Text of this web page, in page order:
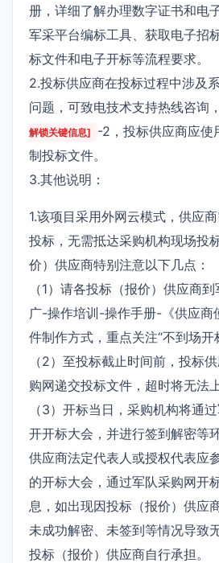
册，详细了解办理数字证书和电
军采平台编标工具、获取电子招
标文件和电子开标等流程要求。
2.投标供应商在投标过程中涉及
问题，可致电技术支持热线咨询
解锁关键信息]
-2，投标供应商应使
制投标文件。
3.其他说明：
1.该项目采用外网云模式，供应
投标，无需抵达采购机构现场投
价）供应商特别注意以下几点：
（1）请各投标（报价）供应商
广-操作培训-操作手册-《供应商
件制作方式，重点关注“不到场开
（2）至投标截止时间前，投标
购网递交投标文件，超时将无法
（3）开标当日，采购机构将通
开开标大会，并进行签到解密等
供应商法定代表人或授权代表应
的开标大会，通过军队采购网开
息，如出现因投标（报价）供应
未成功解密、未签到等情况导致
投标（报价）供应商自行承担。